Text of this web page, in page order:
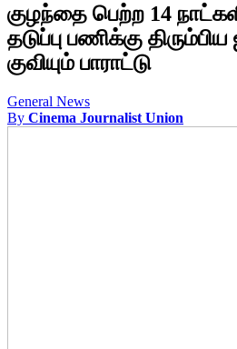
குழந்தை பெற்ற 14
தடுப்பு பணிக்கு
குவியும் பாராட்டு
General News
By Cinema Journalist Union